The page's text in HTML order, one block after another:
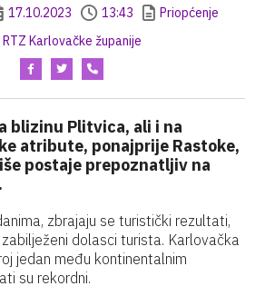
17.10.2023 13:43
Priopćenje
RTZ Karlovačke županije
blizinu Plitvica, ali i na
atribute, ponajprije Rastoke,
postaje prepoznatljiv na
zbrajaju se turistički rezultati,
dolasci turista. Karlovačka
jedan među kontinentalnim
su rekordni.